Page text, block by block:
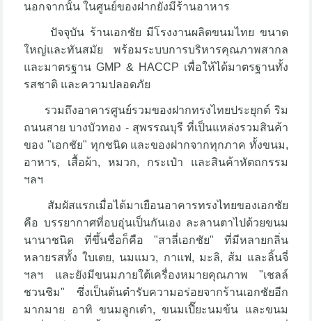
นอกจากนั้น ในศูนย์ของฝากยังมีร้านอาหาร
ปัจจุบัน ร้านเอกชัย มีโรงงานผลิตขนมไทย ขนาด
ใหญ่และทันสมัย พร้อมระบบการบริหารคุณภาพสากล
และมาตรฐาน GMP & HACCP เพื่อให้ได้มาตรฐานทั้ง
รสชาติ และความปลอดภัย
รวมถึงอาคารศูนย์รวมของฝากทรงไทยประยุกต์ ริม
ถนนสาย บางบัวทอง - สุพรรณบุรี ที่เป็นแหล่งรวมสินค้า
ของ "เอกชัย" ทุกชนิด และของฝากจากทุกภาค ทั้งขนม,
อาหาร, เสื้อผ้า, หมวก, กระเป๋า และสินค้าหัตถกรรม
ฯลฯ
สัมผัสแรกเมื่อได้มาเยือนอาคารทรงไทยของเอกชัย
คือ บรรยากาศที่อบอุ่นเป็นกันเอง ละลานตาไปด้วยขนม
นานาชนิด ที่ขึ้นชื่อก็คือ "สาลี่เอกชัย" ที่มีหลายกลิ่น
หลายรสทั้ง ใบเตย, นมแมว, กาแฟ, มะลิ, ส้ม และลิ้นจี่
ฯลฯ และยังมีขนมภายใต้เครื่องหมายคุณภาพ "เชลล์
ชวนชิม" ซึ่งเป็นต้นตำรับความอร่อยจากร้านเอกชัยอีก
มากมาย อาทิ ขนมลูกเต๋า, ขนมเปี๊ยะนมข้น และขนม